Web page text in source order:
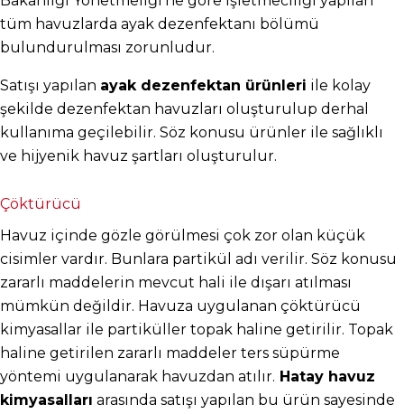
tüm havuzlarda ayak dezenfektanı bölümü
bulundurulması zorunludur.
Satışı yapılan ayak dezenfektan ürünleri ile kolay
şekilde dezenfektan havuzları oluşturulup derhal
kullanıma geçilebilir. Söz konusu ürünler ile sağlıklı
ve hijyenik havuz şartları oluşturulur.
Çöktürücü
Havuz içinde gözle görülmesi çok zor olan küçük
cisimler vardır. Bunlara partikül adı verilir. Söz konusu
zararlı maddelerin mevcut hali ile dışarı atılması
mümkün değildir. Havuza uygulanan çöktürücü
kimyasallar ile partiküller topak haline getirilir. Topak
haline getirilen zararlı maddeler ters süpürme
yöntemi uygulanarak havuzdan atılır. Hatay havuz
kimyasalları arasında satışı yapılan bu ürün sayesinde